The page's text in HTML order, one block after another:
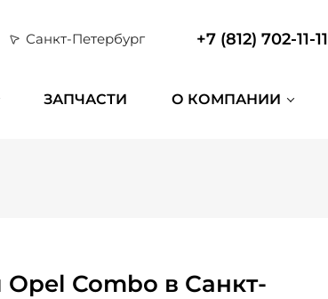
Санкт-Петербург +7 (812) 702-11-11
ЗАПЧАСТИ О КОМПАНИИ
Combo в Санкт-